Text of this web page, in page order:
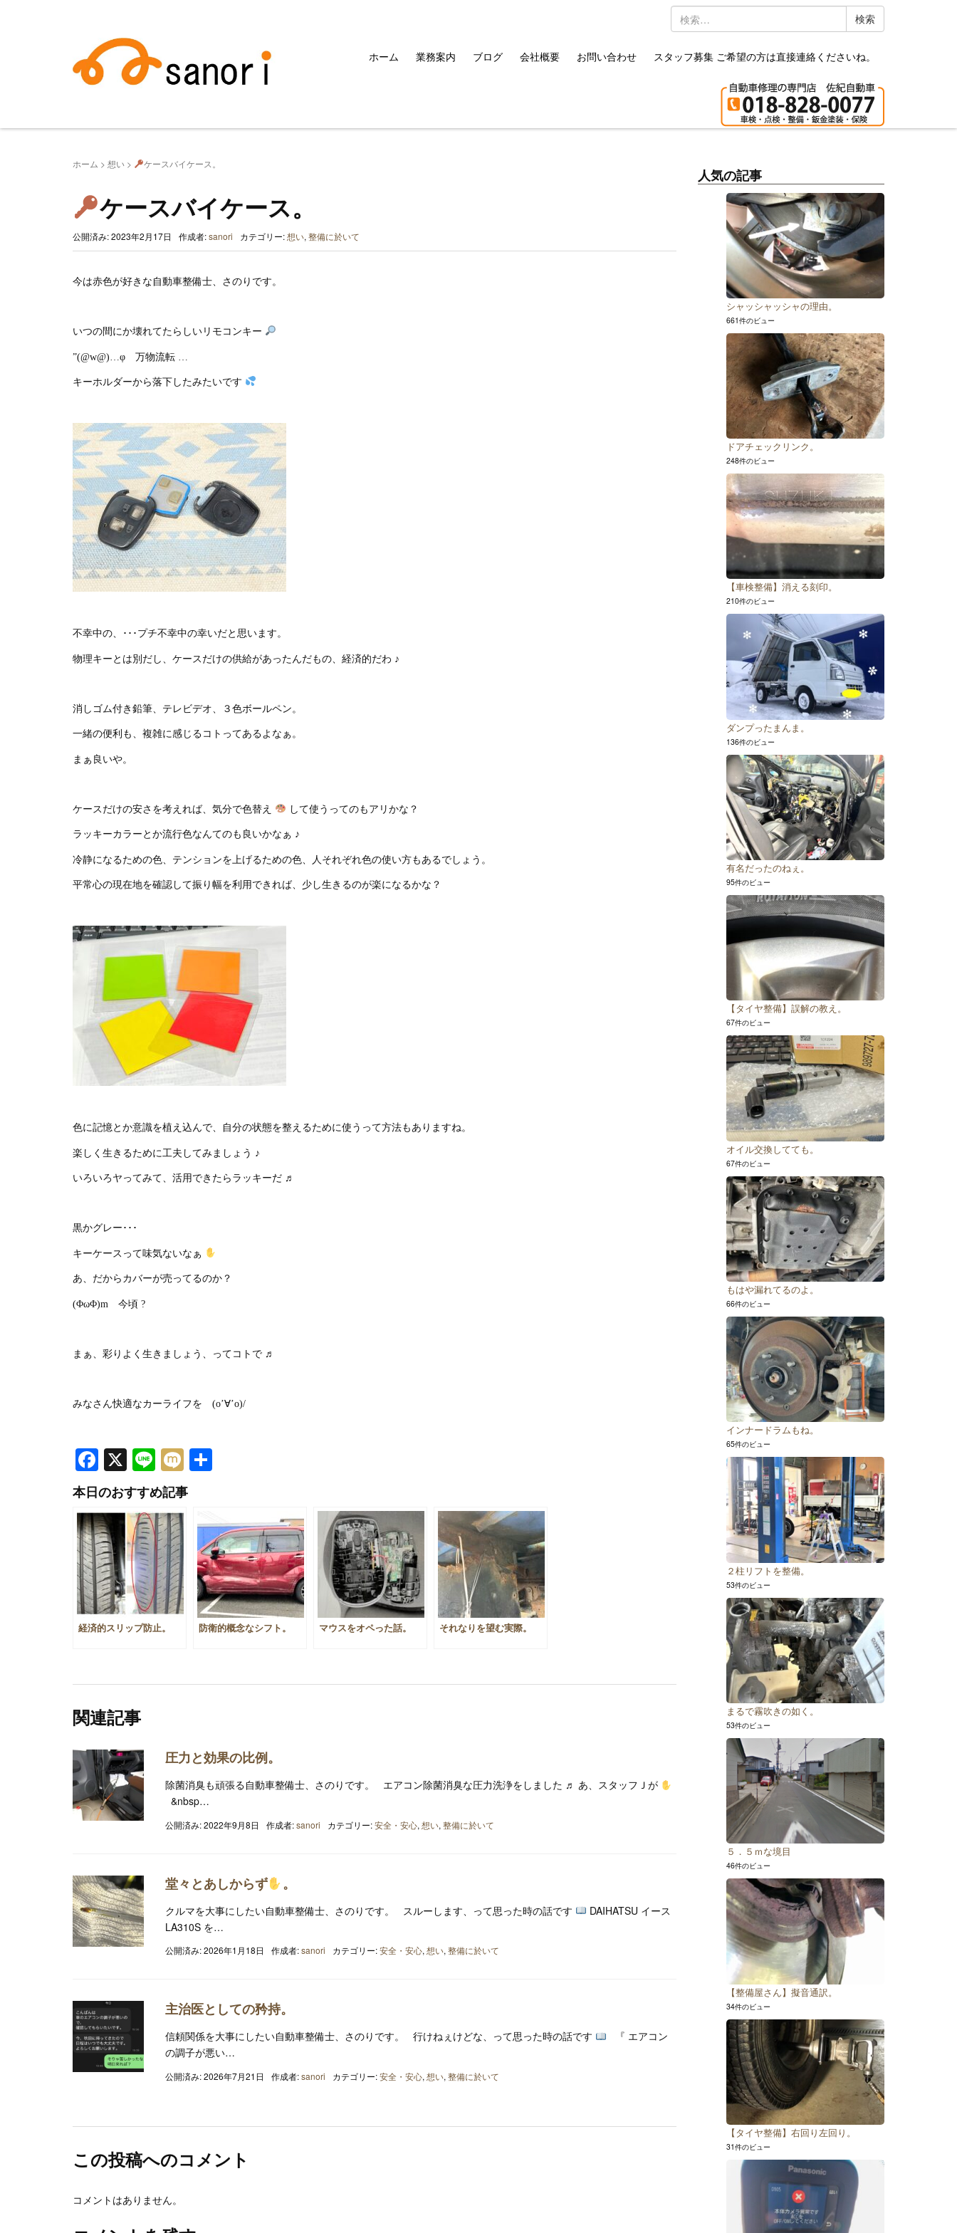
索:
ホーム
業務案内 ブログ 会社概要 お問い合わせ スタッフ募集 ご希望の方は直接連絡くださいね。
ホーム > 想い > ケースバイケース。
ケースバイケース。
公開済み: 2023年2月17日 作成者:sanori カテゴリー:想い, 整備に於いて
今は赤色が好きな自動車整備士、さのりです。
いつの間にか壊れてたらしいリモコンキー
”(@w@)…φ 万物流転 …
キーホルダーから落下したみたいです
不幸中の、･･･プチ不幸中の幸いだと思います。
物理キーとは別だし、ケースだけの供給があったんだもの、経済的だわ ♪
消しゴム付き鉛筆、テレビデオ、３色ボールペン。
一緒の便利も、複雑に感じるコトってあるよなぁ。
まぁ良いや。
ケースだけの安さを考えれば、気分で色替え して使うってのもアリかな？
ラッキーカラーとか流行色なんてのも良いかなぁ ♪
冷静になるための色、テンションを上げるための色、人それぞれ色の使い方もあるでしょう。
平常心の現在地を確認して振り幅を利用できれば、少し生きるのが楽になるかな？
色に記憶とか意識を植え込んで、自分の状態を整えるために使うって方法もありますね。
楽しく生きるために工夫してみましょう ♪
いろいろヤってみて、活用できたらラッキーだ ♬
黒かグレー･･･
キーケースって味気ないなぁ
あ、だからカバーが売ってるのか？
(ΦωΦ)m 今頃 ?
まぁ、彩りよく生きましょう、ってコトで ♬
みなさん快適なカーライフを (o’∀’o)/
Facebook
X LineMixi
本日のおすすめ記事
経済的スリップ防止。 防衛的概念なシフト。 マウスをオペった話。 それなりを望む実際。
関連記事
圧力と効果の比例。
除菌消臭も頑張る自動車整備士、さのりです。 エアコン除菌消臭な圧力洗浄をしました ♬ あ、スタッフＪが
&nbsp…
公開済み: 2022年9月8日 作成者:sanori カテゴリー:安全・安心, 想い, 整備に於いて
堂々とあしからず 。
クルマを大事にしたい自動車整備士、さのりです。 スルーします、って思った時の話です
DAIHATSU イース
LA310S を…
公開済み: 2026年1月18日 作成者:sanori カテゴリー:安全・安心, 想い, 整備に於いて
主治医としての矜持。
信頼関係を大事にしたい自動車整備士、さのりです。 行けねぇけどな、って思った時の話です
『 エアコン
の調子が悪い…
公開済み: 2026年7月21日 作成者:sanori カテゴリー:安全・安心, 想い, 整備に於いて
この投稿へのコメント
コメントはありません。
人気の記事
シャッシャッシャの理由。
661件のビュー
ドアチェックリンク。
248件のビュー
【車検整備】消える刻印。
210件のビュー
ダンプったまんま。
136件のビュー
有名だったのねぇ。
95件のビュー
【タイヤ整備】誤解の教え。
67件のビュー
オイル交換してても。
67件のビュー
もはや漏れてるのよ。
66件のビュー
インナードラムもね。
65件のビュー
２柱リフトを整備。
53件のビュー
まるで霧吹きの如く。
53件のビュー
５．５ｍな境目
46件のビュー
【整備屋さん】擬音通訳。
34件のビュー
【タイヤ整備】右回り左回り。
31件のビュー